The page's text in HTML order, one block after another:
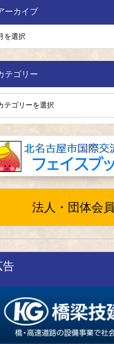
ーカイブ
テゴリー
法人・団体会
告